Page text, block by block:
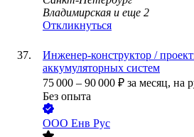
Владимирская и еще 2
Откликнуться
Инженер-конструктор /
аккумуляторных систем
75 000 – 90 000 ₽ за месяц, на
Без опыта
ООО Енв Рус